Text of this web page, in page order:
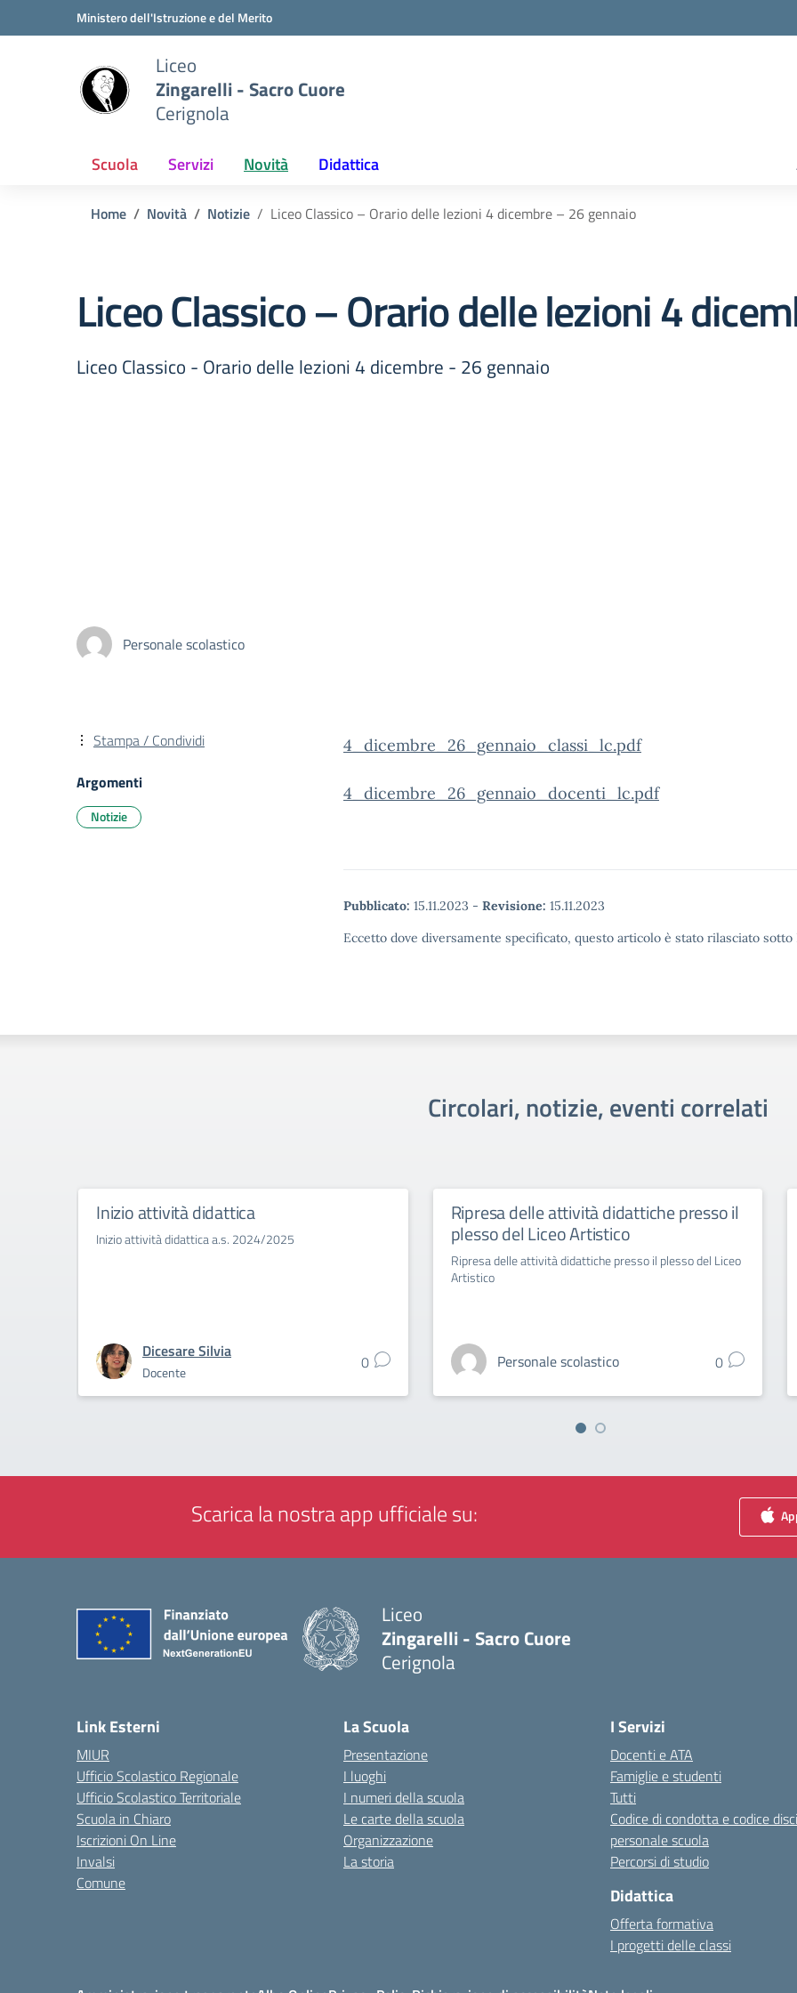
Vai ai contenuti
Vai al menu di navigazioneMinistero dell'Istruzione e del Merito
Liceo
Zingarelli - Sacro Cuore
Cerignola
Scuola Servizi Novità Didattica
Home Novità Notizie Liceo Classico – Orario delle lezioni 4 dicembre – 26 gennaio
Liceo Classico – Orario delle lezioni 4
Liceo Classico - Orario delle lezioni 4 dicembre - 26 gennaio
Personale scolastico
4_dicembre_26_gennaio_classi_lc.pdf
4_dicembre_26_gennaio_docenti_lc.pdf
Pubblicato: 15.11.2023 - Revisione: 15.11.2023
Eccetto dove diversamente specificato, questo articolo è stato rilasciato
Stampa / Condividi
Argomenti
Notizie
Circolari, notizie, eventi correlati
Inizio attività didattica
Inizio attività didattica a.s. 2024/2025
Dicesare Silvia
Docente 0
Ripresa delle attività didattiche presso il
plesso del Liceo Artistico
Ripresa delle attività didattiche presso il plesso del Liceo
Artistico
Personale scolastico 0
Scarica la nostra app ufficiale su:
Liceo
Zingarelli - Sacro Cuore
Cerignola
Link Esterni
MIUR
Ufficio Scolastico Regionale
Ufficio Scolastico Territoriale
Scuola in Chiaro
Iscrizioni On Line
Invalsi
Comune
La Scuola
Presentazione
I luoghi
I numeri della scuola
Le carte della scuola
Organizzazione
La storia
I Servizi
Docenti e ATA
Famiglie e studenti
Tutti
Codice di condotta e codice
personale scuola
Percorsi di studio
Didattica
Offerta formativa
I progetti delle classi